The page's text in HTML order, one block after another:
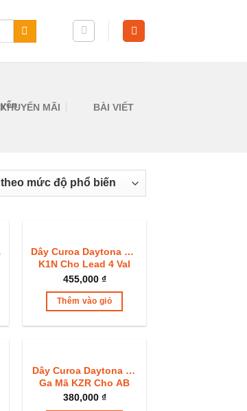
KHUYẾN MÃI BÀI VIẾT
Dây Curoa Daytona Mã
K1N Cho Lead 4 Val
2022+ Sh Mode 2021+
455,000 ₫
Thêm vào giỏ
Dây Curoa Daytona Xe
Ga Mã KZR Cho AB
Lead PCX SH Mode
380,000 ₫